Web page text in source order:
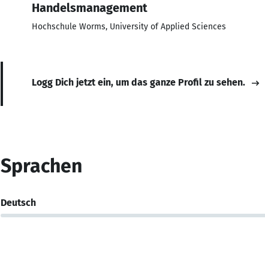
Handelsmanagement
Hochschule Worms, University of Applied Sciences
Logg Dich jetzt ein, um das ganze Profil zu sehen.
Sprachen
Deutsch